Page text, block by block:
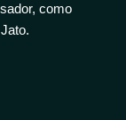
como